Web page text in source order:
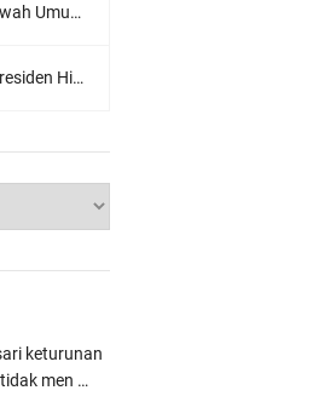
Halal Sembelih Orang
Konferensi Pers
keturunan
men …